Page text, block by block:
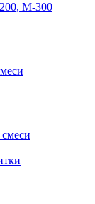
М-300